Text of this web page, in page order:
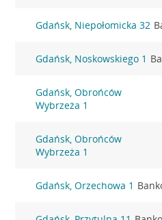
Gdańsk, Niepołomicka 32
Gdańsk, Noskowskiego 1
Gdańsk, Obrońców
Wybrzeża 1
Gdańsk, Obrońców
Wybrzeża 1
Gdańsk, Orzechowa 1